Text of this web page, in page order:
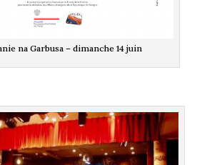
na Garbusa – dimanche 14 juin